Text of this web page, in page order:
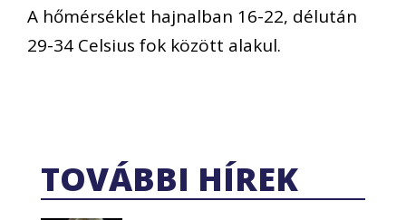
A hőmérséklet hajnalban 16-22, délután
29-34 Celsius fok között alakul.
TOVÁBBI HÍREK